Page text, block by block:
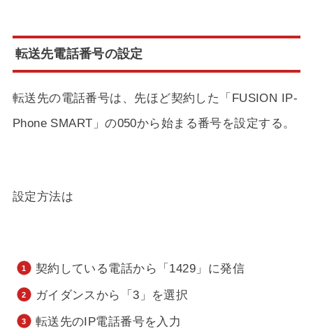
転送先電話番号の設定
転送先の電話番号は、先ほど契約した「FUSION IP-
Phone SMART」の050から始まる番号を設定する。
設定方法は
契約している電話から「1429」に発信
ガイダンスから「3」を選択
転送先のIP電話番号を入力